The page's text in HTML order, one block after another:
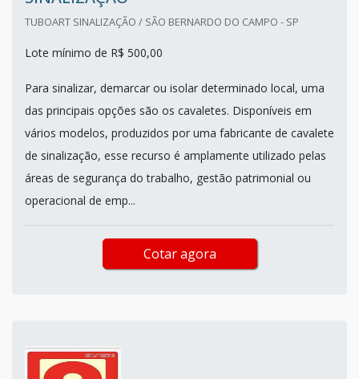
TUBOART SINALIZAÇÃO / SÃO BERNARDO DO CAMPO - SP
Lote mínimo de R$ 500,00
Para sinalizar, demarcar ou isolar determinado local, uma
das principais opções são os cavaletes. Disponíveis em
vários modelos, produzidos por uma fabricante de cavalete
de sinalização, esse recurso é amplamente utilizado pelas
áreas de segurança do trabalho, gestão patrimonial ou
operacional de emp...
Cotar agora